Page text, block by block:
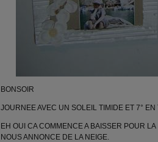
BONSOIR
JOURNEE AVEC UN SOLEIL TIMIDE ET 7°
EH OUI CA COMMENCE A BAISSER POUR
NOUS ANNONCE DE LA NEIGE.